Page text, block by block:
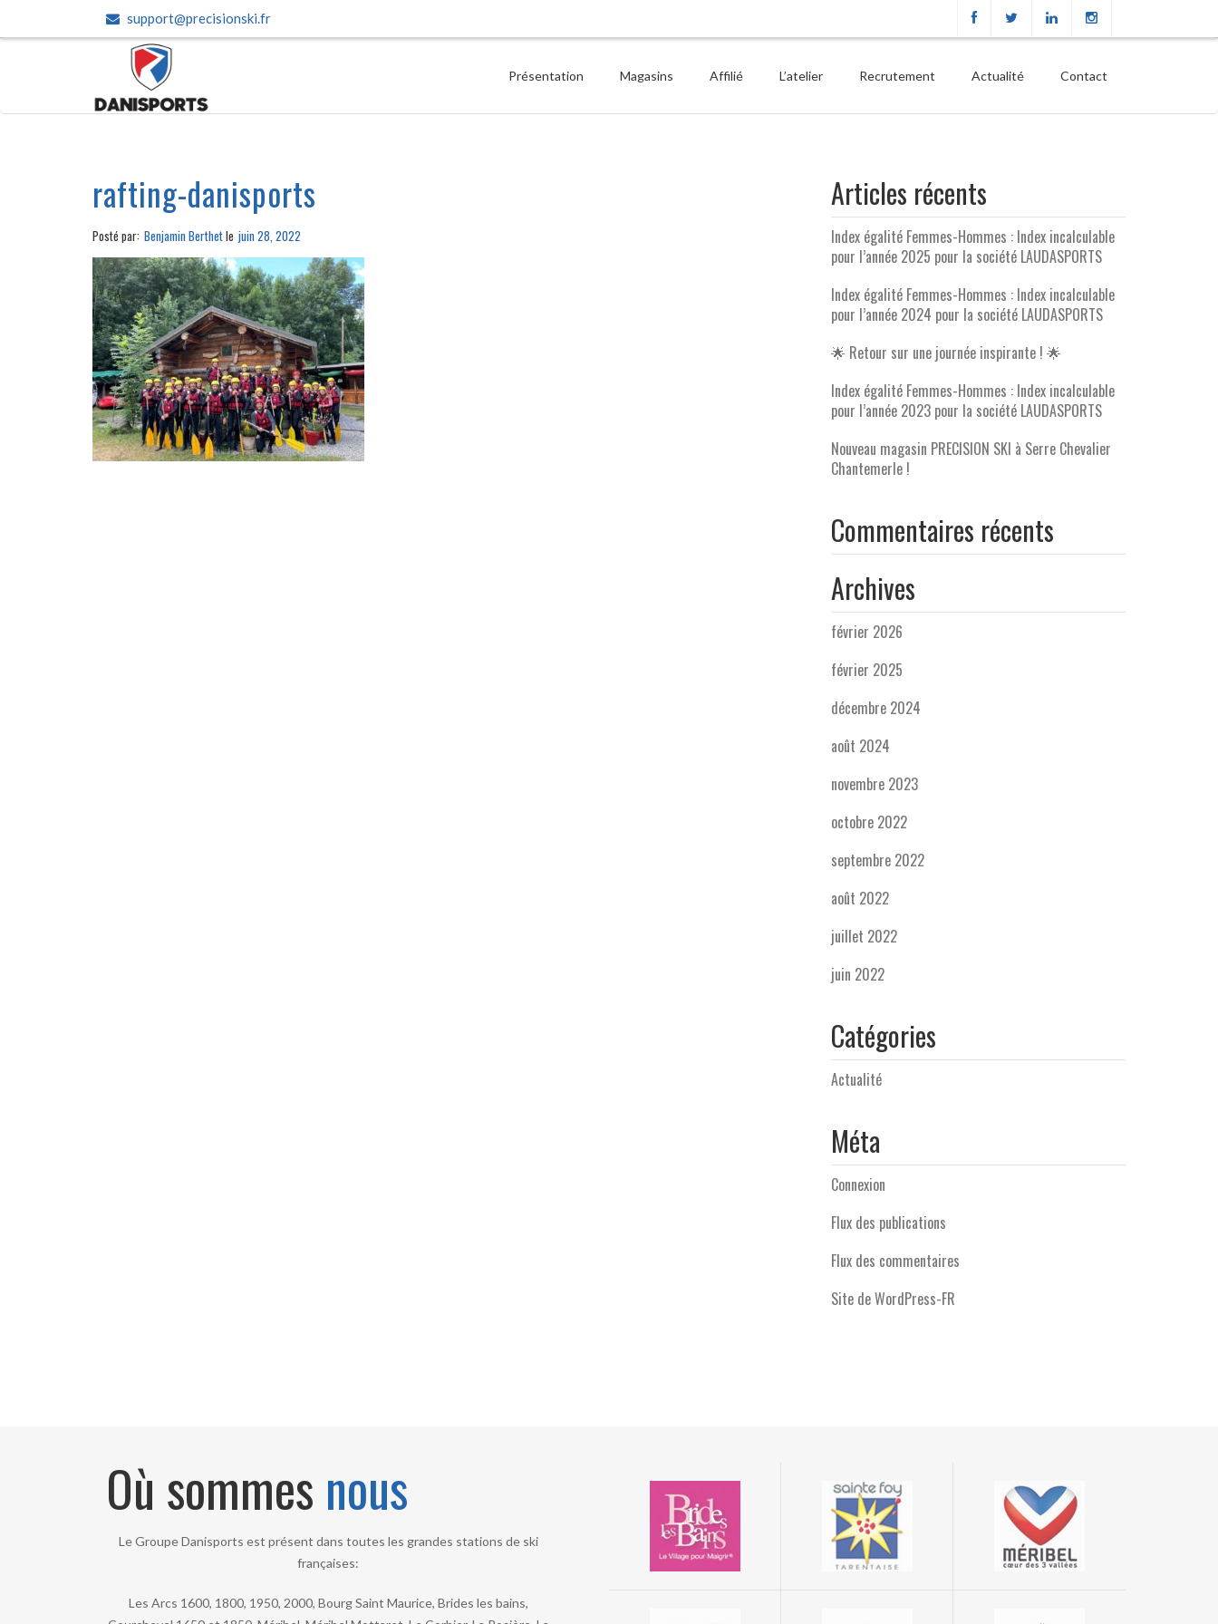
support@precisionski.fr
Présentation Magasins Affilié L’atelier Recrutement Actualité Contact
rafting-danisports
Posté par: Benjamin Berthetle juin 28, 2022
Articles récents
Index égalité Femmes-Hommes : Index incalculable
pour l’année 2025 pour la société LAUDASPORTS
Index égalité Femmes-Hommes : Index incalculable
pour l’année 2024 pour la société LAUDASPORTS
🌟 Retour sur une journée inspirante ! 🌟
Index égalité Femmes-Hommes : Index incalculable
pour l’année 2023 pour la société LAUDASPORTS
Nouveau magasin PRECISION SKI à Serre Chevalier
Chantemerle !
Commentaires récents
Archives
février 2026
février 2025
décembre 2024
août 2024
novembre 2023
octobre 2022
septembre 2022
août 2022
juillet 2022
juin 2022
Catégories
Actualité
Méta
Connexion
Flux des publications
Flux des commentaires
Site de WordPress-FR
Où sommes nous
Le Groupe Danisports est présent dans toutes les grandes stations de ski
françaises:
Les Arcs 1600, 1800, 1950, 2000, Bourg Saint Maurice, Brides les bains,